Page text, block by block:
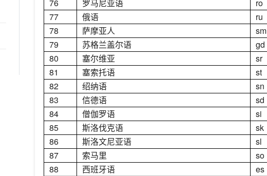
76
罗马尼亚语
ro
77
俄语
ru
78
萨摩亚人
sm
79
苏格兰盖尔语
gd
80
塞尔维亚
sr
81
塞索托语
st
82
绍纳语
sn
83
信德语
sd
84
僧伽罗语
si
85
斯洛伐克语
sk
86
斯洛文尼亚语
sl
87
索马里
so
88
西班牙语
es